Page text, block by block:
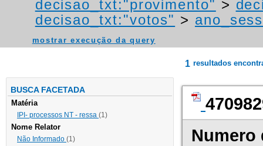
decisao_txt:"provimento" >
decisao_txt:"votos" >
mostrar execução da query
BUSCA FACETADA
Matéria
IPI- processos NT - ressa (1)
Nome Relator
Não Informado (1)
1 resultados
Numero